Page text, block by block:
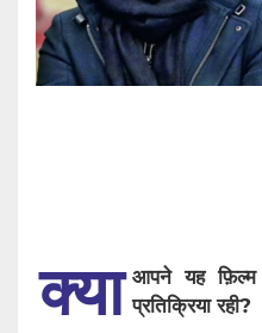
क्या आपने यह
प्रतिक्रिया रही?